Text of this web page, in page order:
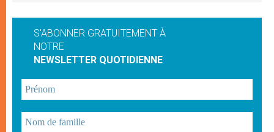
S'ABONNER GRATUITEMENT À
NOTRE
NEWSLETTER QUOTIDIENNE